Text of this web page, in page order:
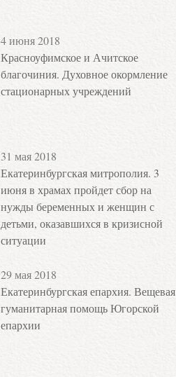
4 июня 2018
Красноуфимское и Ачитское
благочиния. Духовное окормление
стационарных учреждений
31 мая 2018
Екатеринбургская митрополия. 3
июня в храмах пройдет сбор на
нужды беременных и женщин с
детьми, оказавшихся в кризисной
ситуации
29 мая 2018
Екатеринбургская епархия. Вещевая
гуманитарная помощь Югорской
епархии